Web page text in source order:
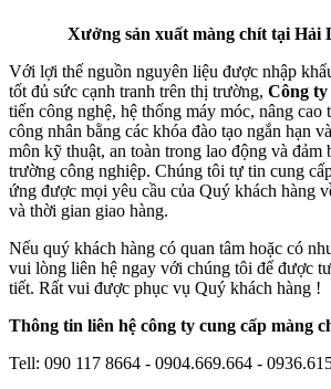
Xưởng sản xuất màng chít tại Hải
Với lợi thế nguồn nguyên liệu được nhập
tốt đủ sức cạnh tranh trên thị trường, Công ty
tiến công nghệ, hệ thống máy móc, nâng cao
công nhân bằng các khóa đào tạo ngắn hạn
môn kỹ thuật, an toàn trong lao động và đảm
trường công nghiệp. Chúng tôi tự tin cung
ứng được mọi yêu cầu của Quý khách hàng
và thời gian giao hàng.
Nếu quý khách hàng có quan tâm hoặc có
vui lòng liên hệ ngay với chúng tôi để được
tiết. Rất vui được phục vụ Quý khách hàng !
Thông tin liên hệ công ty cung cấp màng
Tell: 090 117 8664 - 0904.669.664 -